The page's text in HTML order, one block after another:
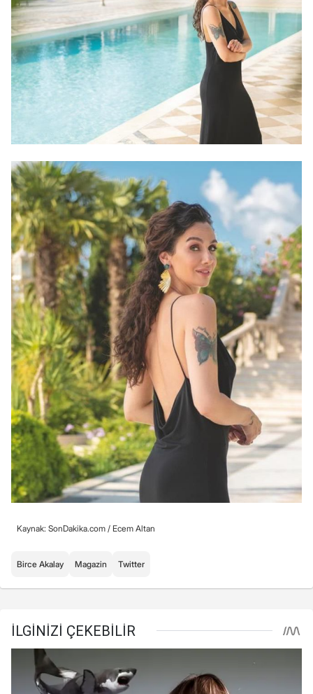
Kaynak: SonDakika.com / Ecem Altan
Birce Akalay Magazin Twitter